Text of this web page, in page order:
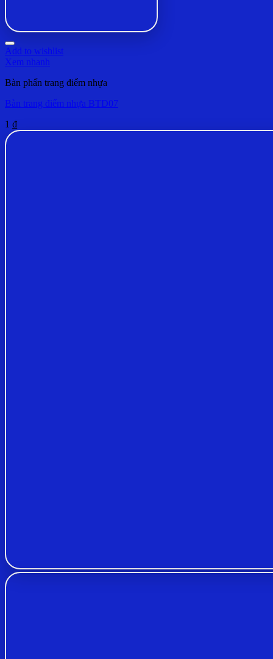
Add to wishlist
Xem nhanh
Bàn phấn trang điểm nhựa
Bàn trang điểm nhựa BTD07
1 ₫